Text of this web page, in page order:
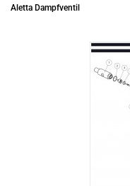
Aletta Dampfventil